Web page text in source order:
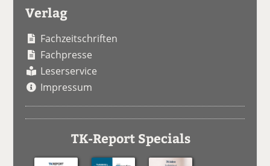
Verlag
Fachzeitschriften
Fachpresse
Leserservice
Impressum
TK-Report Specials